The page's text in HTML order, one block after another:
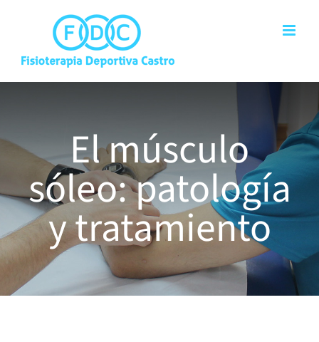
contenido
El músculo
sóleo: patología
y tratamiento